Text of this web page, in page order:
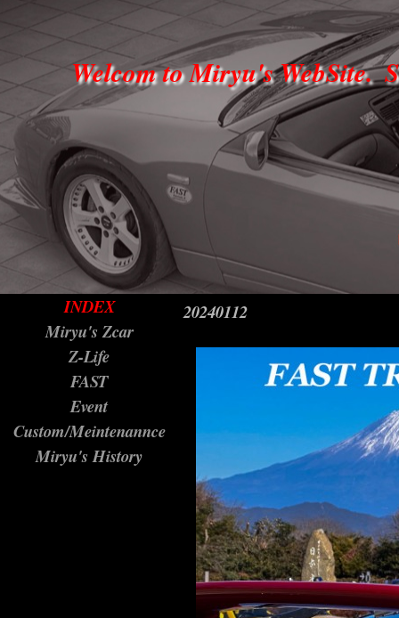
Welcom to Miryu's WebSite.
INDEX
Miryu's Zcar
Z-Life
FAST
Event
Custom/Meintenannce
Miryu's History
20240112